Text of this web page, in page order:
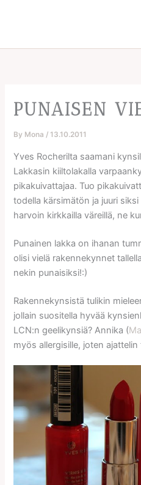
PUNAISEN
By Mona /13.10.2011
Yves Rocherilta saamani
Lakkasin kiiltolakalla
pikakuivattajaa. Tuo
todella kärsimätön ja juuri
harvoin kirkkailla väreillä, ne
Punainen lakka on ihanan
olisi vielä rakennekynnet
nekin punaisiksi!:)
Rakennekynsistä tulikin
jollain suositella hyvää
LCN:n geelikynsiä? Annika (
myös allergisille, joten